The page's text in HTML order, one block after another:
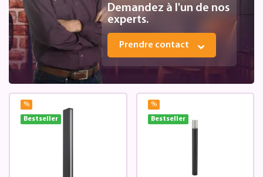
Demandez à l'un de nos
experts.
Prendre contact
%
Bestseller
%
Bestseller